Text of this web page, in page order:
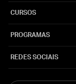
CURSOS
PROGRAMAS
REDES SOCIAIS